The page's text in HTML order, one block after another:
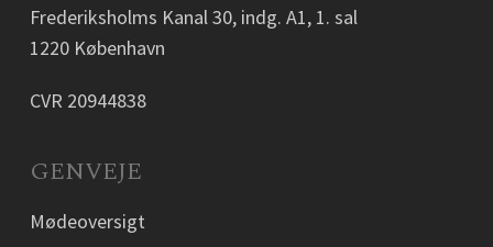
Frederiksholms Kanal 30, indg. A1, 1. sal
1220 København
CVR 20944838
GENVEJE
Mødeoversigt